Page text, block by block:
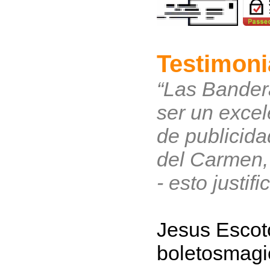
“Las
ser un
de
del
- esto
Jesus